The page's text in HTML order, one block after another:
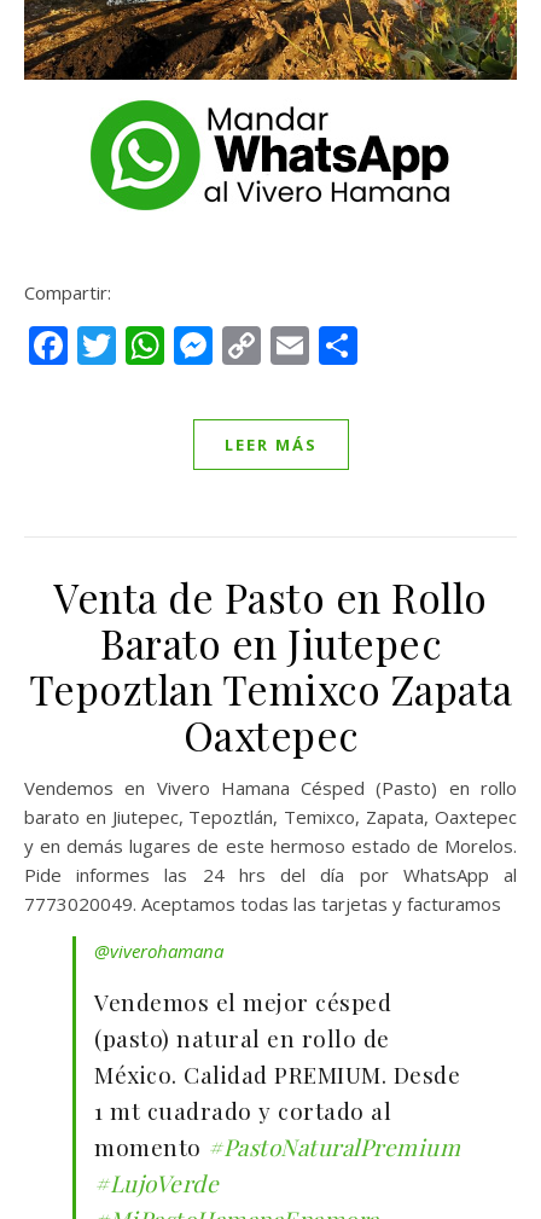
Compartir:
Facebook
Twitter
WhatsApp
Messenger
CopyEmail
LEER MÁS
Venta de Pasto en Rollo
Barato en Jiutepec
Tepoztlan Temixco Zapata
Oaxtepec
Vendemos en Vivero Hamana Césped (Pasto) en rollo
barato en Jiutepec, Tepoztlán, Temixco, Zapata, Oaxtepec
y en demás lugares de este hermoso estado de Morelos.
Pide informes las 24 hrs del día por WhatsApp al
7773020049. Aceptamos todas las tarjetas y facturamos
@viverohamana
Vendemos el mejor césped
(pasto) natural en rollo de
México. Calidad PREMIUM. Desde
1 mt cuadrado y cortado al
momento #PastoNaturalPremium
#LujoVerde